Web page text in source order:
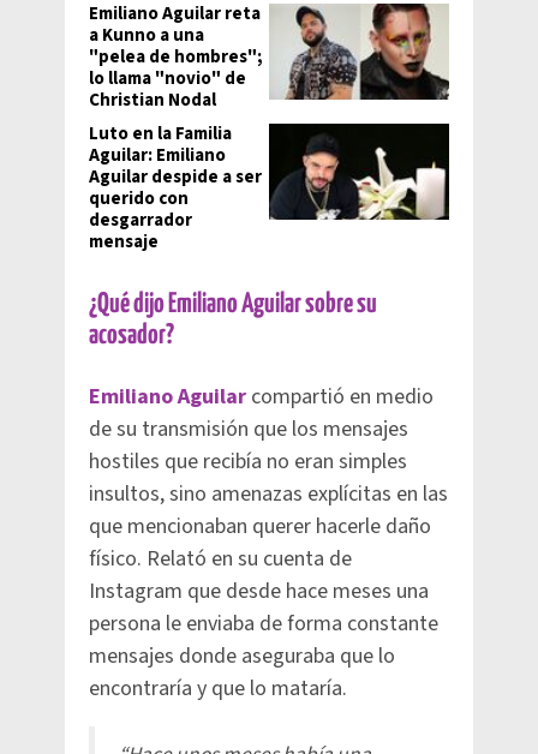
Emiliano Aguilar reta
a Kunno a una
"pelea de hombres";
lo llama "novio" de
Christian Nodal
Luto en la Familia
Aguilar: Emiliano
Aguilar despide a ser
querido con
desgarrador
mensaje
¿Qué dijo Emiliano Aguilar sobre su
acosador?
Emiliano Aguilar compartió en medio
de su transmisión que los mensajes
hostiles que recibía no eran simples
insultos, sino amenazas explícitas en las
que mencionaban querer hacerle daño
físico. Relató en su cuenta de
Instagram que desde hace meses una
persona le enviaba de forma constante
mensajes donde aseguraba que lo
encontraría y que lo mataría.